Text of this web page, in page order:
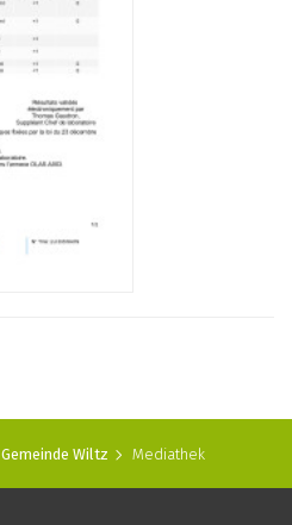
Gemeinde Wiltz Mediathek